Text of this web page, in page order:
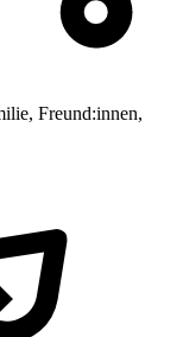
Freund:innen,